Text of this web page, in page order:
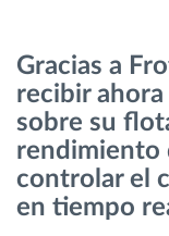
Planificación y
Identificación
Descubrir
Gracias a
recibir
sobre su
rendimiento
controlar el
en tiempo